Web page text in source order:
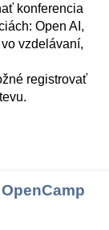
konferencia
Open AI,
vzdelávaní,
registrovať